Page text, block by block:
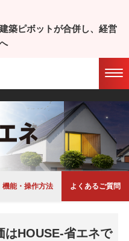
築ピボットが合併し、経営
問
機能・操作方法 よくあるご質問
はHOUSE-省エネで